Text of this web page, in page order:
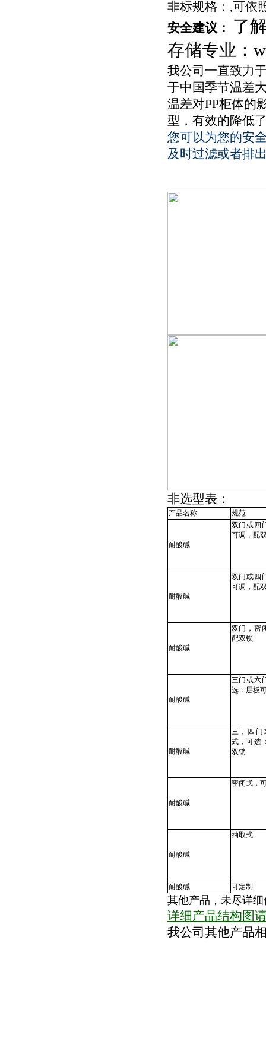
非标规格：,可依
安全建议：
了
存储专业：
我公司一直致力
于中国季节温差
温差对PP柜体的
型，有效的降低
您可以为您的安
及时过滤或者排
非选型表：
产品名称 规范
耐酸碱
双门或四
可调，配
耐酸碱
双门或四
可调，配
耐酸碱
双门，密
配双锁
耐酸碱
三门或六
选：层板
耐酸碱
三，四门
式，可选
双锁
耐酸碱
密闭式，
耐酸碱
抽取式
耐酸碱 可定制
其他产品，未尽详
详细产品结构图
我公司其他产品